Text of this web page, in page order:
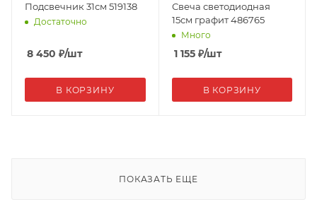
Подсвечник 31см 519138
Достаточно
8 450 ₽/шт
В КОРЗИНУ
Свеча светодиодная
15см графит 486765
Много
1 155₽/шт
В КОРЗИНУ
ПОКАЗАТЬ ЕЩЕ